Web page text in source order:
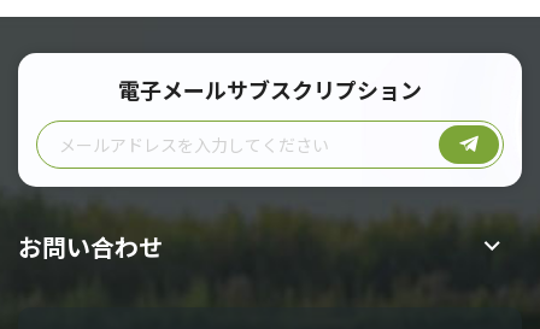
電子メールサブスクリプション
お問い合わせ